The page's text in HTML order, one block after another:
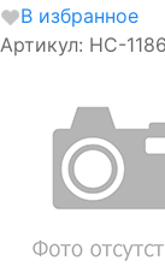
В избранное
Артикул: НС-